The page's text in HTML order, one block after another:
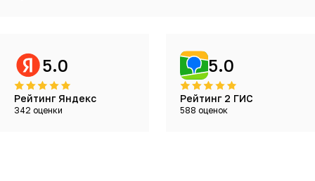
5.0
Рейтинг Яндекс
342 оценки
5.0
Рейтинг 2 ГИС
588 оценок